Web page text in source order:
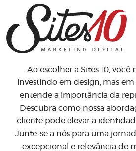
Ao escolher a Sites 10, você
investindo em design, mas
entende a importância da
Descubra como nossa
cliente pode elevar a
Junte-se a nós para uma
excepcional e relevância de